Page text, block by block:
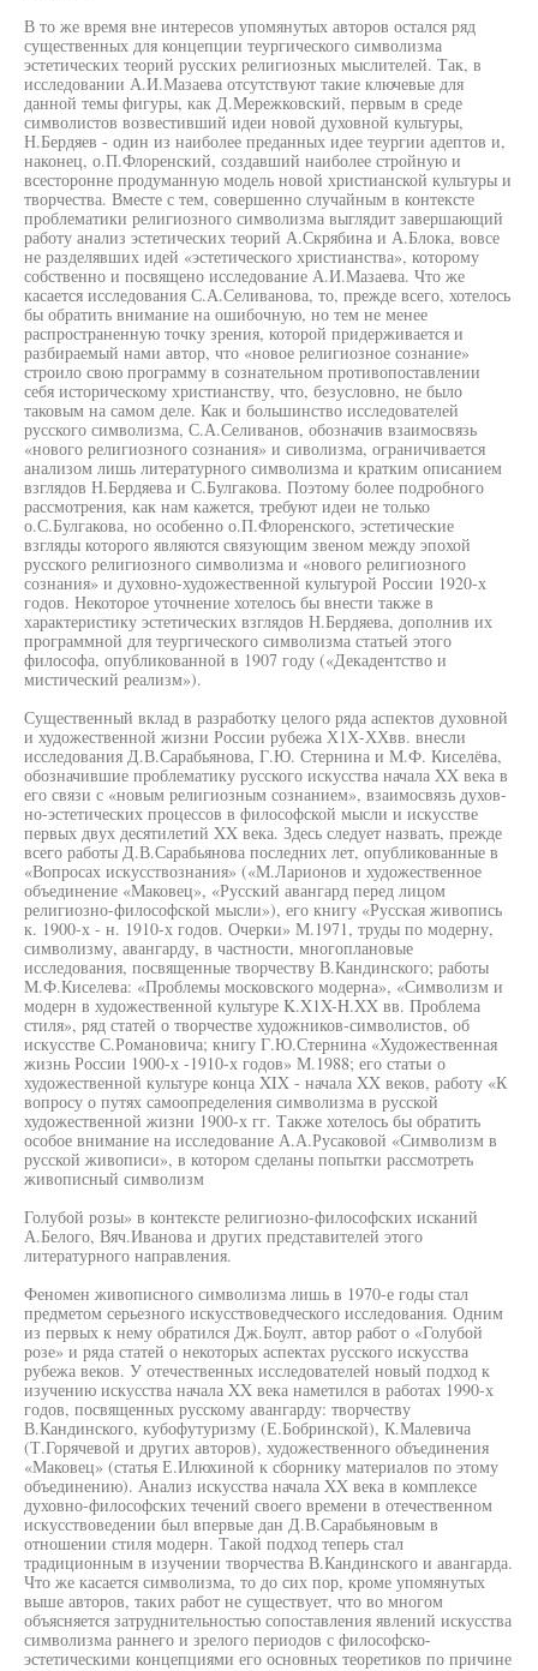
В то же время вне интересов упомянутых авторов остался ряд
существенных для концепции теургического символизма
эстетических теорий русских религиозных мыслителей. Так, в
исследовании А.И.Мазаева отсутствуют такие ключевые для
данной темы фигуры, как Д.Мережковский, первым в среде
символистов возвестивший идеи новой духовной культуры,
Н.Бердяев - один из наиболее преданных идее теургии адептов и,
наконец, о.П.Флоренский, создавший наиболее стройную и
всесторонне продуманную модель новой христианской культуры и
творчества. Вместе с тем, совершенно случайным в контексте
проблематики религиозного символизма выглядит завершающий
работу анализ эстетических теорий А.Скрябина и А.Блока, вовсе
не разделявших идей «эстетического христианства», которому
собственно и посвящено исследование А.И.Мазаева. Что же
касается исследования С.А.Селиванова, то, прежде всего, хотелось
бы обратить внимание на ошибочную, но тем не менее
распространенную точку зрения, которой придерживается и
разбираемый нами автор, что «новое религиозное сознание»
строило свою программу в сознательном противопоставлении
себя историческому христианству, что, безусловно, не было
таковым на самом деле. Как и большинство исследователей
русского символизма, С.А.Селиванов, обозначив взаимосвязь
«нового религиозного сознания» и сиволизма, ограничивается
анализом лишь литературного символизма и кратким описанием
взглядов Н.Бердяева и С.Булгакова. Поэтому более подробного
рассмотрения, как нам кажется, требуют идеи не только
о.С.Булгакова, но особенно о.П.Флоренского, эстетические
взгляды которого являются связующим звеном между эпохой
русского религиозного символизма и «нового религиозного
сознания» и духовно-художественной культурой России 1920-х
годов. Некоторое уточнение хотелось бы внести также в
характеристику эстетических взглядов Н.Бердяева, дополнив их
программной для теургического символизма статьей этого
философа, опубликованной в 1907 году («Декадентство и
мистический реализм»).
Существенный вклад в разработку целого ряда аспектов духовной
и художественной жизни России рубежа Х1Х-ХХвв. внесли
исследования Д.В.Сарабьянова, Г.Ю. Стернина и М.Ф. Киселёва,
обозначившие проблематику русского искусства начала XX века в
его связи с «новым религиозным сознанием», взаимосвязь духов-
но-эстетических процессов в философской мысли и искусстве
первых двух десятилетий XX века. Здесь следует назвать, прежде
всего работы Д.В.Сарабьянова последних лет, опубликованные в
«Вопросах искусствознания» («М.Ларионов и художественное
объединение «Маковец», «Русский авангард перед лицом
религиозно-философской мысли»), его книгу «Русская живопись
к. 1900-х - н. 1910-х годов. Очерки» М.1971, труды по модерну,
символизму, авангарду, в частности, многоплановые
исследования, посвященные творчеству В.Кандинского; работы
М.Ф.Киселева: «Проблемы московского модерна», «Символизм и
модерн в художественной культуре K.X1X-H.XX вв. Проблема
стиля», ряд статей о творчестве художников-символистов, об
искусстве С.Романовича; книгу Г.Ю.Стернина «Художественная
жизнь России 1900-х -1910-х годов» М.1988; его статьи о
художественной культуре конца XIX - начала XX веков, работу «К
вопросу о путях самоопределения символизма в русской
художественной жизни 1900-х гг. Также хотелось бы обратить
особое внимание на исследование А.А.Русаковой «Символизм в
русской живописи», в котором сделаны попытки рассмотреть
живописный символизм
Голубой розы» в контексте религиозно-философских исканий
А.Белого, Вяч.Иванова и других представителей этого
литературного направления.
Феномен живописного символизма лишь в 1970-е годы стал
предметом серьезного искусствоведческого исследования. Одним
из первых к нему обратился Дж.Боулт, автор работ о «Голубой
розе» и ряда статей о некоторых аспектах русского искусства
рубежа веков. У отечественных исследователей новый подход к
изучению искусства начала XX века наметился в работах 1990-х
годов, посвященных русскому авангарду: творчеству
В.Кандинского, кубофутуризму (Е.Бобринской), К.Малевича
(Т.Горячевой и других авторов), художественного объединения
«Маковец» (статья Е.Илюхиной к сборнику материалов по этому
объединению). Анализ искусства начала XX века в комплексе
духовно-философских течений своего времени в отечественном
искусствоведении был впервые дан Д.В.Сарабьяновым в
отношении стиля модерн. Такой подход теперь стал
традиционным в изучении творчества В.Кандинского и авангарда.
Что же касается символизма, то до сих пор, кроме упомянутых
выше авторов, таких работ не существует, что во многом
объясняется затруднительностью сопоставления явлений искусства
символизма раннего и зрелого периодов с философско-
эстетическими концепциями его основных теоретиков по причине